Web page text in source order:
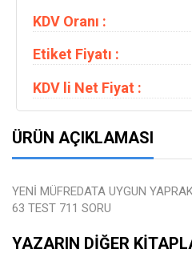
KDV Oranı :
Etiket Fiyatı :
KDV li Net Fiyat :
ÜRÜN AÇIKLAMASI
YENİ MÜFREDATA UYGUN
63 TEST 711 SORU
YAZARIN DIĞER